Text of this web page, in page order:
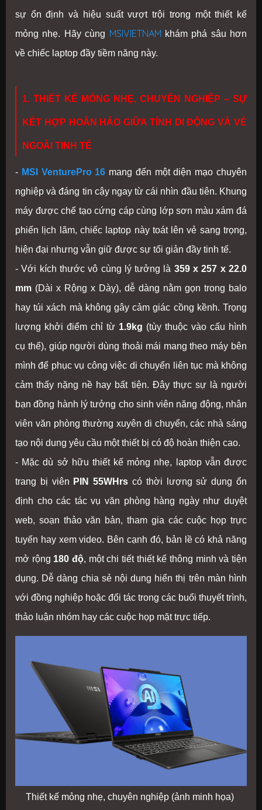
sự ổn định và hiệu suất vượt trội trong một thiết kế
mỏng nhẹ. Hãy cùng MSIVIETNAM khám phá sâu hơn
về chiếc laptop đầy tiềm năng này.
1. THIẾT KẾ MỎNG NHẸ, CHUYÊN NGHIỆP – SỰ
KẾT HỢP HOÀN HẢO GIỮA TÍNH DI ĐỘNG VÀ VẺ
NGOÀI TINH TẾ
- MSI VenturePro 16 mang đến một diện mạo chuyên
nghiệp và đáng tin cậy ngay từ cái nhìn đầu tiên. Khung
máy được chế tạo cứng cáp cùng lớp sơn màu xám đá
phiến lịch lãm, chiếc laptop này toát lên vẻ sang trọng,
hiện đại nhưng vẫn giữ được sự tối giản đầy tinh tế.
- Với kích thước vô cùng lý tưởng là 359 x 257 x 22.0
mm (Dài x Rộng x Dày), dễ dàng nằm gọn trong balo
hay túi xách mà không gây cảm giác cồng kềnh. Trọng
lượng khởi điểm chỉ từ 1.9kg (tùy thuộc vào cấu hình
cụ thể), giúp người dùng thoải mái mang theo máy bên
mình để phục vụ công việc di chuyển liên tục mà không
cảm thấy nặng nề hay bất tiện. Đây thực sự là người
bạn đồng hành lý tưởng cho sinh viên năng động, nhân
viên văn phòng thường xuyên di chuyển, các nhà sáng
tạo nội dung yêu cầu một thiết bị có độ hoàn thiện cao.
- Mặc dù sở hữu thiết kế mỏng nhẹ, laptop vẫn được
trang bị viên PIN 55WHrscó thời lượng sử dụng ổn
định cho các tác vụ văn phòng hàng ngày như duyệt
web, soạn thảo văn bản, tham gia các cuộc họp trực
tuyến hay xem video. Bên cạnh đó, bản lề có khả năng
mở rộng 180 độ, một chi tiết thiết kế thông minh và tiện
dụng. Dễ dàng chia sẻ nội dung hiển thị trên màn hình
với đồng nghiệp hoặc đối tác trong các buổi thuyết trình,
thảo luận nhóm hay các cuộc họp mặt trực tiếp.
Thiết kế mỏng nhẹ, chuyên nghiệp (ảnh minh họa)